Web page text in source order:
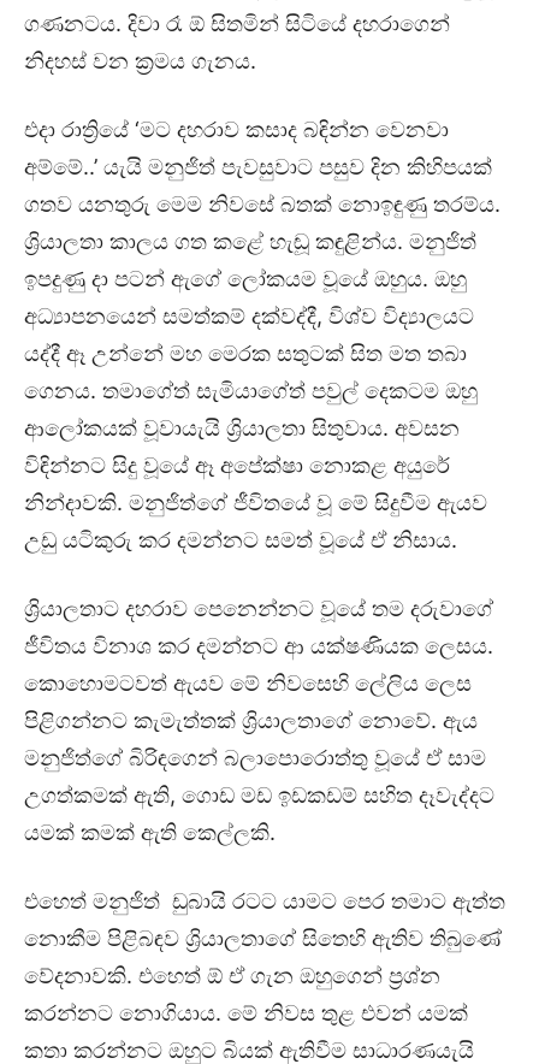
ගණනටය. දිවා රෑ ඕ සිතමින් සිටියේ දහරාගෙන්
නිදහස් වන ක්‍රමය ගැනය.
එදා රාත්‍රියේ ‘මට දහරාව කසාද බඳින්න වෙනවා
අම්මේ..’ යැයි මනුජිත් පැවසුවාට පසුව දින කිහිපයක්
ගතව යනතුරු මෙම නිවසේ බතක් නොඉඳුණු තරම්ය.
ශ්‍රියාලතා කාලය ගත කළේ හැඬූ කඳුළින්ය. මනුජිත්
ඉපදුණු දා පටන් ඇගේ ලෝකයම වූයේ ඔහුය. ඔහු
අධ්‍යාපනයෙන් සමත්කම් දක්වද්දී, විශ්ව විද්‍යාලයට
යද්දී ඈ උන්නේ මහ මෙරක සතුටක් සිත මත තබා
ගෙනය. තමාගේත් සැමියාගේත් පවුල් දෙකටම ඔහු
ආලෝකයක් වූවායැයි ශ්‍රියාලතා සිතුවාය. අවසන
විඳින්නට සිදු වූයේ ඈ අපේක්ෂා නොකළ අයුරේ
නින්දාවකි. මනුජිත්ගේ ජීවිතයේ වූ මේ සිදුවීම ඇයව
උඩු යටිකුරු කර දමන්නට සමත් වූයේ ඒ නිසාය.
ශ්‍රියාලතාට දහරාව පෙනෙන්නට වූයේ තම දරුවාගේ
ජීවිතය විනාශ කර දමන්නට ආ යක්ෂණියක ලෙසය.
කොහොමටවත් ඇයව මේ නිවසෙහි ලේලිය ලෙස
පිළිගන්නට කැමැත්තක් ශ්‍රියාලතාගේ නොවේ. ඇය
මනුජිත්ගේ බිරිඳගෙන් බලාපොරොත්තු වූයේ ඒ සාම
උගත්කමක් ඇති, ගොඩ මඩ ඉඩකඩම් සහිත දෑවැද්දට
යමක් කමක් ඇති කෙල්ලකි.
එහෙත් මනුජිත් ඩුබායි රටට යාමට පෙර තමාට ඇත්ත
නොකීම පිළිබඳව ශ්‍රියාලතාගේ සිතෙහි ඇතිව තිබුණේ
වේදනාවකි. එහෙත් ඕ ඒ ගැන ඔහුගෙන් ප්‍රශ්න
කරන්නට නොගියාය. මේ නිවස තුළ එවන් යමක්
කතා කරන්නට ඔහුට බියක් ඇතිවීම සාධාරණයැයි